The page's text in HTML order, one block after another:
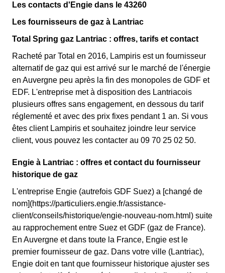
Les contacts d'Engie dans le 43260
Les fournisseurs de gaz à Lantriac
Total Spring gaz Lantriac : offres, tarifs et contact
Racheté par Total en 2016, Lampiris est un fournisseur
alternatif de gaz qui est arrivé sur le marché de l'énergie
en Auvergne peu après la fin des monopoles de GDF et
EDF. L'entreprise met à disposition des Lantriacois
plusieurs offres sans engagement, en dessous du tarif
réglementé et avec des prix fixes pendant 1 an. Si vous
êtes client Lampiris et souhaitez joindre leur service
client, vous pouvez les contacter au 09 70 25 02 50.
Engie à Lantriac : offres et contact du fournisseur
historique de gaz
L'entreprise Engie (autrefois GDF Suez) a [changé de
nom](https://particuliers.engie.fr/assistance-
client/conseils/historique/engie-nouveau-nom.html) suite
au rapprochement entre Suez et GDF (gaz de France).
En Auvergne et dans toute la France, Engie est le
premier fournisseur de gaz. Dans votre ville (Lantriac),
Engie doit en tant que fournisseur historique ajuster ses